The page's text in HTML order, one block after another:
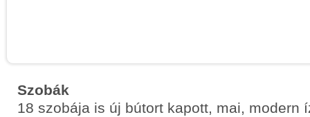
Szobák
18 szobája is új bútort kapott, mai, modern